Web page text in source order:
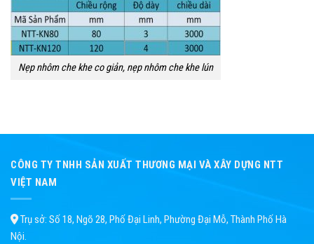
Nẹp nhôm che khe co giản, nẹp nhôm che khe lún
CÔNG TY TNHH SẢN XUẤT THƯƠNG MẠI VÀ XÂY DỰNG NTT
VIỆT NAM
Trụ sở: Số 18, Ngõ 28, Phố Đại Linh, Phường Đại Mỗ, Thành Phố Hà
Nội.